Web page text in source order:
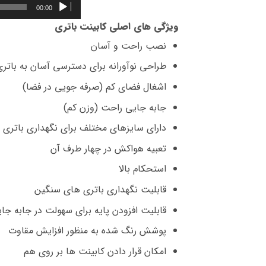
00:00
ویژگی های اصلی کابینت باتری
نصب راحت و آسان
طراحی نوآورانه برای دسترسی آسان به
اشغال فضای کم (صرفه جویی در فضا)
جابه جایی راحت (وزن کم)
دارای سایزهای مختلف برای نگهداری
تعبیه هواکش در چهار طرف آن
استحکام بالا
قابلیت نگهداری باتری های سنگین
قابلیت افزودن پایه برای سهولت در جابه
پوشش رنگ شده به منظور افزایش مقاوت
امکان قرار دادن کابینت ها بر روی هم